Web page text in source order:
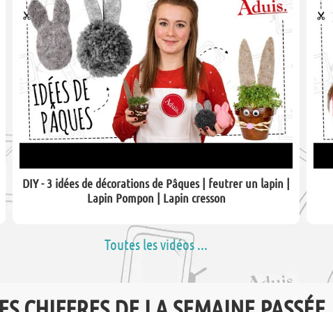
DIY - 3 idées de décorations de Pâques | feutrer un lapin |
Lapin Pompon | Lapin cresson
Toutes les vidéos ...